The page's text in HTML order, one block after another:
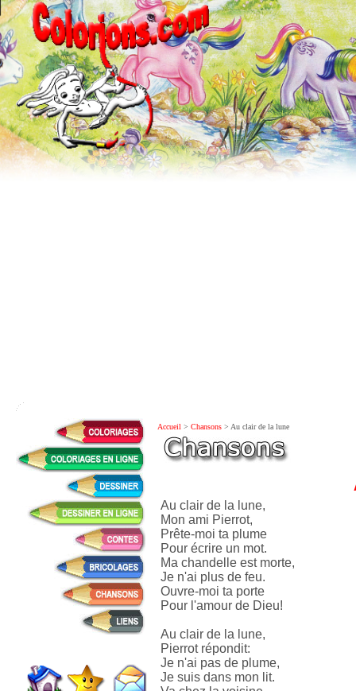
Accueil > Chansons > Au clair de la lune
Au clair de la lune,
Mon ami Pierrot,
Prête-moi ta plume
Pour écrire un mot.
Ma chandelle est morte,
Je n'ai plus de feu.
Ouvre-moi ta porte
Pour l'amour de Dieu!
Au clair de la lune,
Pierrot répondit:
Je n'ai pas de plume,
Je suis dans mon lit.